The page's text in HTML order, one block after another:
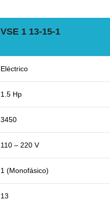
VSE 1 13-15-1
Eléctrico
1.5 Hp
3450
110 – 220 V
1 (Monofásico)
13